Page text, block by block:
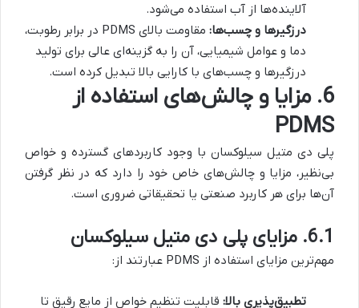
آلاینده‌ها از آب استفاده می‌شود.
درزگیرها و چسب‌ها:
مقاومت بالای PDMS در برابر رطوبت،
دما و عوامل شیمیایی، آن را به گزینه‌ای عالی برای تولید
درزگیرها و چسب‌های با کارایی بالا تبدیل کرده است.
6. مزایا و چالش‌های استفاده از
PDMS
پلی دی متیل سیلوکسان با وجود کاربردهای گسترده و خواص
بی‌نظیر، مزایا و چالش‌های خاص خود را دارد که در نظر گرفتن
آن‌ها برای هر کاربرد صنعتی یا تحقیقاتی ضروری است.
6.1. مزایای پلی دی متیل سیلوکسان
مهم‌ترین مزایای استفاده از PDMS عبارتند از:
تطبیق‌پذیری بالا: قابلیت تنظیم خواص از مایع رقیق تا